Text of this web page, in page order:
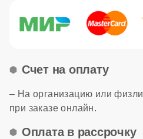
Счет на оплату
– На организацию или
при заказе онлайн.
Оплата в рассрочку